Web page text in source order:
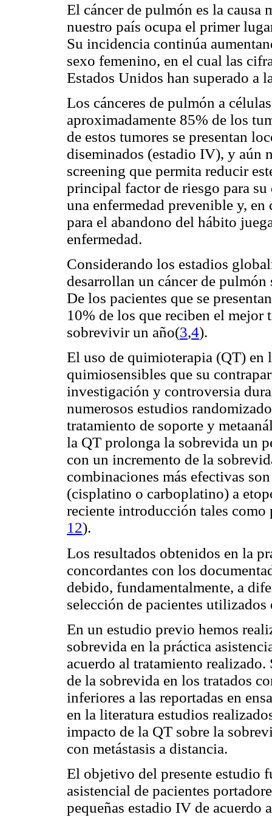
El cáncer de pulmón es la causa
nuestro país ocupa el primer
Su incidencia continúa
sexo femenino, en el cual las
Estados Unidos han superado a
Los cánceres de pulmón a
aproximadamente 85% de los
de estos tumores se presentan
diseminados (estadio IV), y aún
screening que permita reducir
principal factor de riesgo para su
una enfermedad prevenible y,
para el abandono del hábito
enfermedad.
Considerando los estadios
desarrollan un cáncer de
De los pacientes que se
10% de los que reciben el mejor
sobrevivir un año(3,4).
El uso de quimioterapia (QT) en
quimiosensibles que su
investigación y controversia
numerosos estudios
tratamiento de soporte y
la QT prolonga la sobrevida un
con un incremento de la
combinaciones más efectivas
(cisplatino o carboplatino) a
reciente introducción tales
12).
Los resultados obtenidos en la
concordantes con los
debido, fundamentalmente, a
selección de pacientes
En un estudio previo hemos
sobrevida en la práctica
acuerdo al tratamiento
de la sobrevida en los tratados
inferiores a las reportadas en
en la literatura estudios
impacto de la QT sobre la
con metástasis a distancia.
El objetivo del presente estudio
asistencial de pacientes
pequeñas estadio IV de